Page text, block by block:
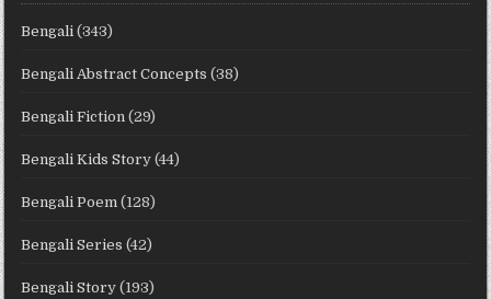
Bengali (343)
Bengali Abstract Concepts (38)
Bengali Fiction (29)
Bengali Kids Story (44)
Bengali Poem (128)
Bengali Series (42)
Bengali Story (193)